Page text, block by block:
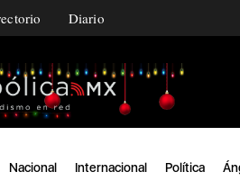
Diario
Nacional Internacional Política